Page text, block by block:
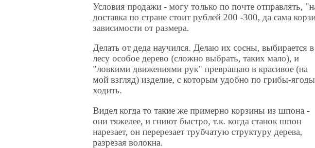
Условия продажи - могу только по почте отправлять,
доставка по стране стоит рублей 200 -300, да сама
зависимости от размера.
Делать от деда научился. Делаю их сосны, выбирается в
лесу особое дерево (сложно выбрать, таких мало), и
"ловкими движениями рук" превращаю в красивое (на
мой взгляд) изделие, с которым удобно по грибы-ягоды
ходить.
Видел когда то такие же примерно корзины из шпона -
они тяжелее, и гниют быстро, т.к. когда станок шпон
нарезает, он перерезает трубчатую структуру дерева,
разрезая волокна.